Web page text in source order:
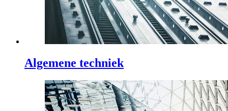
Algemene techniek